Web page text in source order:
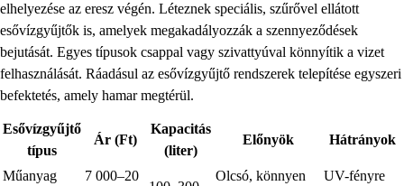
elhelyezése az eresz végén. Léteznek speciális, szűrővel ellátott
esővízgyűjtők is, amelyek megakadályozzák a szennyeződések
bejutását. Egyes típusok csappal vagy szivattyúval könnyítik a vizet
felhasználását. Ráadásul az esővízgyűjtő rendszerek telepítése egyszeri
befektetés, amely hamar megtérül.
Esővízgyűjtő
típus
Ár (Ft)
Kapacitás
(liter)
Előnyök Hátrányok
Műanyag
7 000–20
Olcsó, könnyen
UV-fényre